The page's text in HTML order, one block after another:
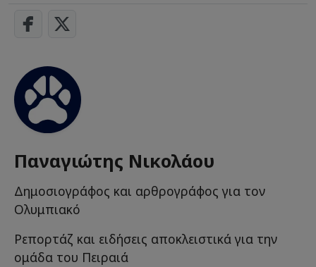
Παναγιώτης Νικολάου
Δημοσιογράφος και αρθρογράφος για τον
Ολυμπιακό
Ρεπορτάζ και ειδήσεις αποκλειστικά για την
ομάδα του Πειραιά